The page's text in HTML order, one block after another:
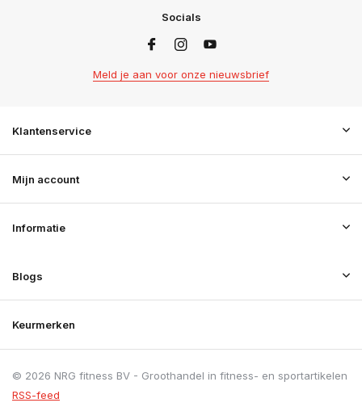
Socials
Meld je aan voor onze nieuwsbrief
Klantenservice
Mijn account
Informatie
Blogs
Keurmerken
© 2026 NRG fitness BV - Groothandel in fitness- en sportartikelen
RSS-feed